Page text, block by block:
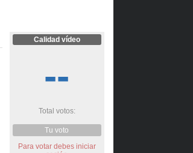
Calidad vídeo
--
Total votos:
Tu voto
Para votar debes iniciar